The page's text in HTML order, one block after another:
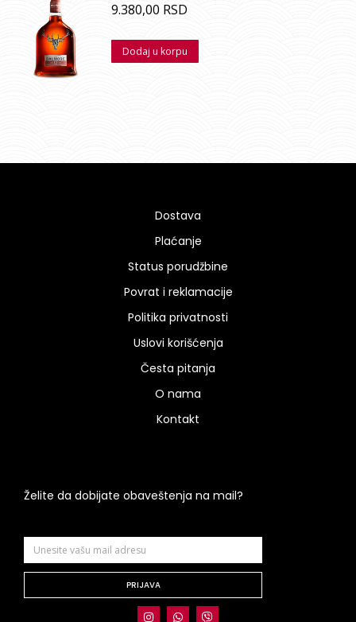
9.380,00 RSD
Dodaj u korpu
Dostava
Plaćanje
Status porudžbine
Povrat i reklamacije
Politika privatnosti
Uslovi korišćenja
Česta pitanja
O nama
Kontakt
Želite da dobijate obaveštenja na mail?
PRIJAVA